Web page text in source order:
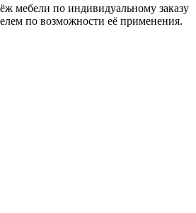
мебели по индивидуальному заказу
по возможности её применения.